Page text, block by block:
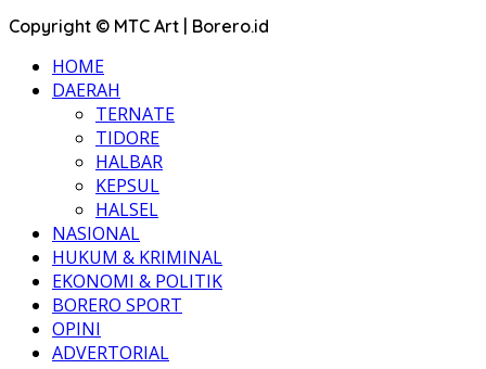
Copyright © MTC Art | Borero.id
HOME
DAERAH
TERNATE
TIDORE
HALBAR
KEPSUL
HALSEL
NASIONAL
HUKUM & KRIMINAL
EKONOMI & POLITIK
BORERO SPORT
OPINI
ADVERTORIAL